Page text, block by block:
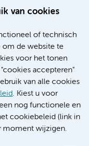
van cookies
of technisch
om de website te
voor het tonen
accepteren"
van alle cookies
. Kiest u voor
nog functionele en
cookiebeleid (link in
moment wijzigen.